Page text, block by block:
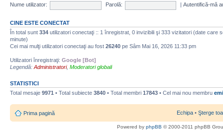
Nume utilizator:
Parolă: Autentifică-mă
CINE ESTE CONECTAT
În total sunt 334 utilizatori conectaţi :: 1 înregistrat, 0 invizibili şi 333 vizitatori (date care
minute)
Cei mai mulţi utilizatori conectaţi au fost 26240 pe Sâm Mai 16, 2026 11:33 pm
Utilizatori înregistraţi: Google [Bot]
Legendă: Administratori, Moderatori globali
STATISTICI
Total mesaje 9971 • Total subiecte 3840 • Total membri 17843 • Cel mai nou membru
Prima pagină Echipa • Şterge
Powered by phpBB © 2000-2011 phpBB